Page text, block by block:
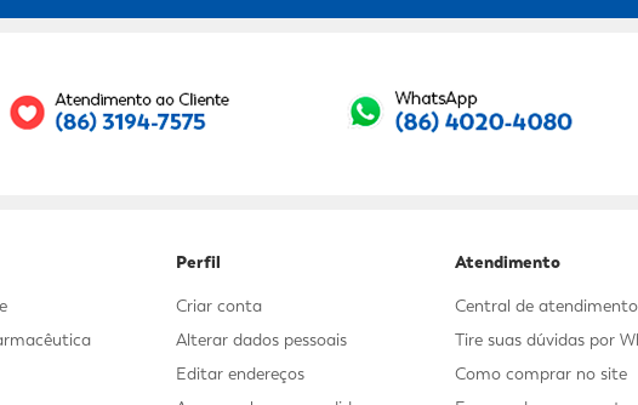
Perfil
Criar conta
Alterar dados pessoais
Editar endereços
Atendimento
Central de atendimento
Tire suas dúvidas por
Como comprar no site